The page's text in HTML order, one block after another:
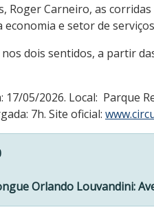
Roger Carneiro, as
e setor de
dois sentidos, a partir
17/05/2026. Local:
7h. Site oficial:
Orlando Louvandini: